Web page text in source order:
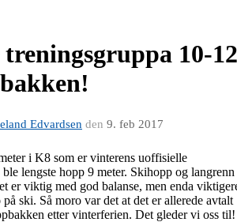
10-12
Edvardsen den 9. feb 2017
i K8 som er vinterens uoffisielle
lengste hopp 9 meter. Skihopp og langrenn
er viktig med god balanse, men enda
ski. Så moro var det at det er allerede avtalt
etter vinterferien. Det gleder vi oss til!